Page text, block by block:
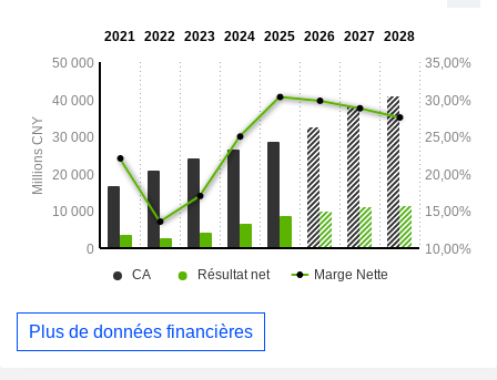
marché national et sur les marchés étrangers.
Plus de données financières